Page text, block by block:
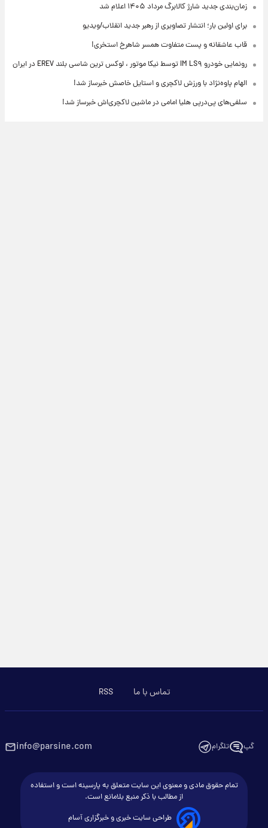
زمان‌بندی جدید شارژ کالابرگ مرداد ۱۴۰۵ اعلام شد
برای اولین بار؛ انتشار تصاویری از رهبر جدید انقلاب/ویدیو
قاب عاشقانه و پست متفاوت همسر شاهرخ استخری!
رونمایی خودرو IM LS۹ توسط نیکا موتور ، لوکس ترین شاسی بلند EREV در ایران
الهام پاوه‌نژاد با ورزش لاکچری و استایل خاصش خبرساز شد!
سلفی‌های پی‌درپی هلیا امامی در ماشین لاکچری‌اش خبرساز شد!
تماس با ما RSS
گپ تلگرام info@parsine.com
تمام حقوق مادی و معنوی این سایت متعلق به پارسینه است و استفاده
از مطالب با ذکر منبع بلامانع است.
طراحی سایت خبری و خبرگزاری آسام